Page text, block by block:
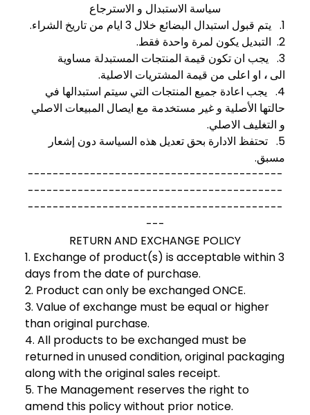
سياسة الاستبدال و الاسترجاع
1. يتم قبول استبدال البضائع خلال 3 ايام من تاريخ الشراء.
2. التبديل يكون لمرة واحدة فقط.
3. يجب ان تكون قيمة المنتجات المستبدلة مساوية
الى ، او اعلى من قيمة المشتريات الاصلية.
4. يجب اعادة جميع المنتجات التي سيتم استبدالها في
حالتها الأصلية و غير مستخدمة مع ايصال المبيعات الاصلي
و التغليف الاصلي.
5. تحتفظ الادارة بحق تعديل هذه السياسة دون إشعار
مسبق.
-----------------------------------------
-----------------------------------------
-----------------------------------------
---
RETURN AND EXCHANGE POLICY
1. Exchange of product(s) is acceptable within 3
days from the date of purchase.
2. Product can only be exchanged ONCE.
3. Value of exchange must be equal or higher
than original purchase.
4. All products to be exchanged must be
returned in unused condition, original packaging
along with the original sales receipt.
5. The Management reserves the right to
amend this policy without prior notice.